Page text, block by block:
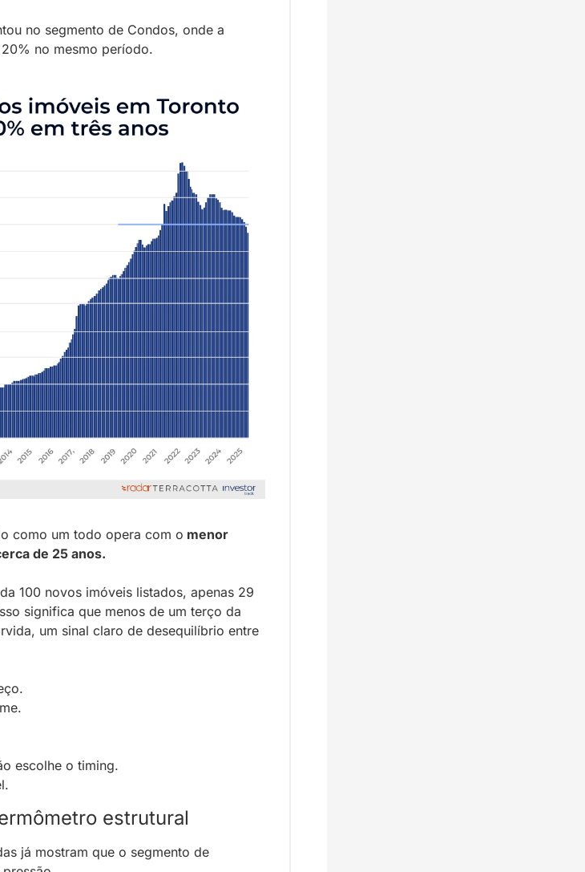
no segmento de Condos, onde a
no mesmo período.
como um todo opera com o menor
de 25 anos.
100 novos imóveis listados, apenas 29
significa que menos de um terço da
um sinal claro de desequilíbrio entre
escolhe o timing.
estrutural
já mostram que o segmento de